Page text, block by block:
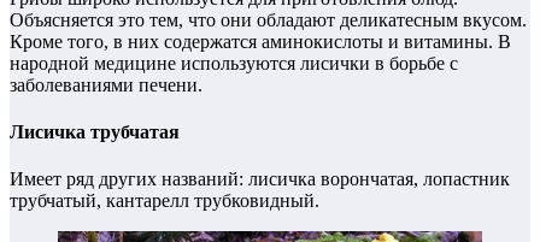
Объясняется это тем, что они обладают деликатесным вкусом.
Кроме того, в них содержатся аминокислоты и витамины. В
народной медицине используются лисички в борьбе с
заболеваниями печени.
Лисичка трубчатая
Имеет ряд других названий: лисичка ворончатая, лопастник
трубчатый, кантарелл трубковидный.